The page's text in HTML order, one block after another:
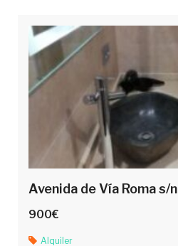
Avenida de Vía Roma s/n
900€
Alquiler